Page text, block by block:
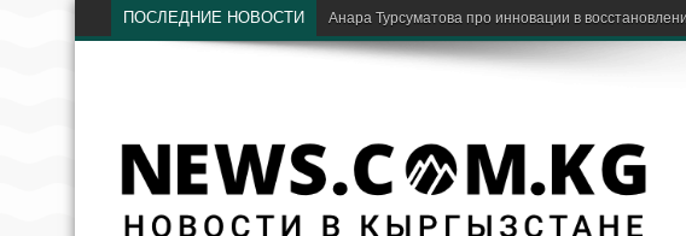
ПОСЛЕДНИЕ НОВОСТИ В путешествиях стал